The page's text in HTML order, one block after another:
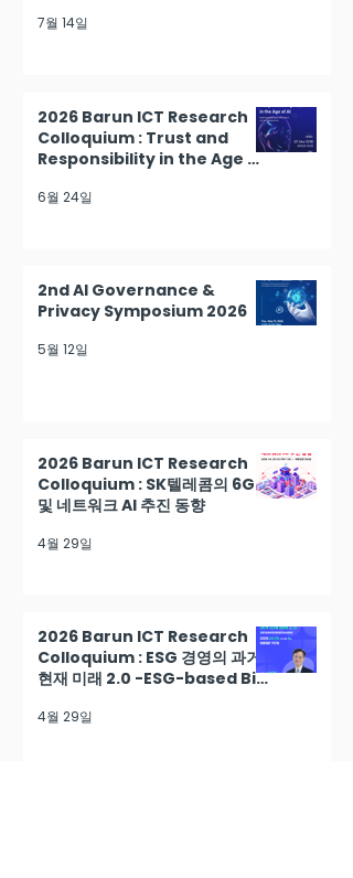
7월 14일
2026 Barun ICT Research
Colloquium : Trust and
Responsibility in the Age of
6월 24일
2nd AI Governance &
Privacy Symposium 2026
5월 12일
2026 Barun ICT Research
Colloquium : SK텔레콤의 6G
및 네트워크 AI 추진 동향
4월 29일
2026 Barun ICT Research
Colloquium : ESG 경영의 과거
현재 미래 2.0 -ESG-based Biz
4월 29일